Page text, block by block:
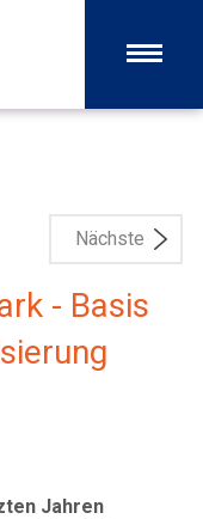
Nächste
- Basis
Jahren